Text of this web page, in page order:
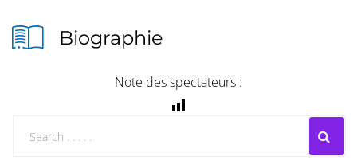
Biographie
Note des spectateurs :